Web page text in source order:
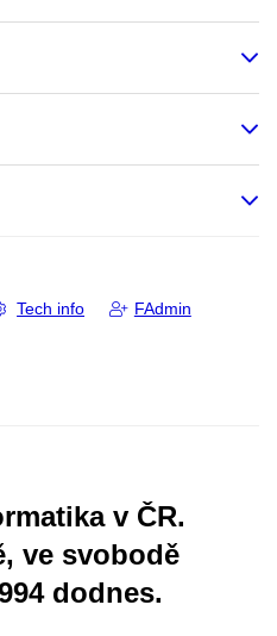
Tech info FAdmin
v ČR.
ve svobodě
dodnes.